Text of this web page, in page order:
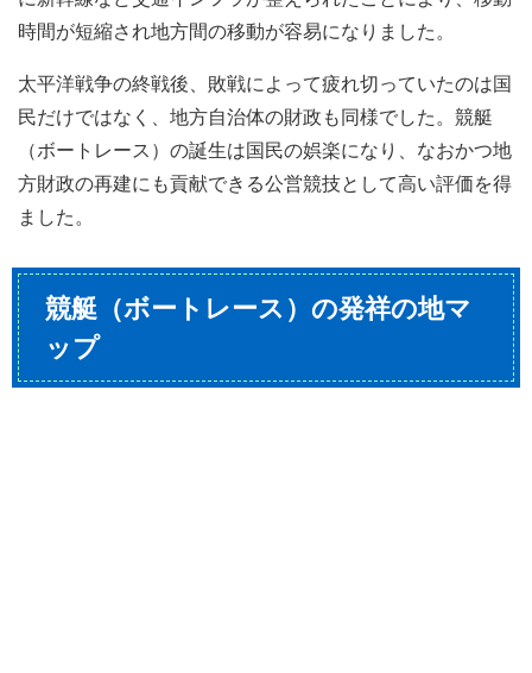
時間が短縮され地方間の移動が容易になりました。
太平洋戦争の終戦後、敗戦によって疲れ切っていたのは国
民だけではなく、地方自治体の財政も同様でした。競艇
（ボートレース）の誕生は国民の娯楽になり、なおかつ地
方財政の再建にも貢献できる公営競技として高い評価を得
ました。
競艇（ボートレース）の発祥の地マ
ップ